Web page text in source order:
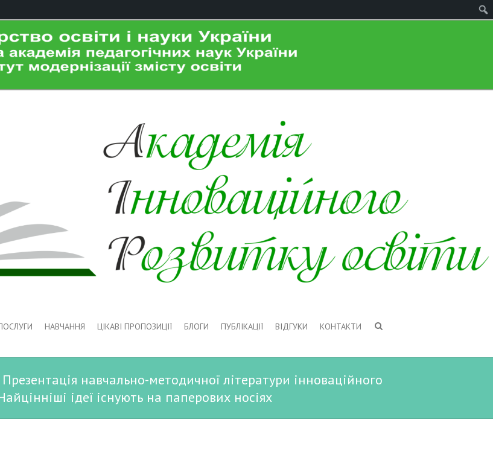
НАВЧАННЯ ЦІКАВІ ПРОПОЗИЦІЇ БЛОГИ ПУБЛІКАЦІЇ ВІДГУКИ КОНТАКТИ
навчально-методичної літератури інноваційного
ідеї існують на паперових носіях